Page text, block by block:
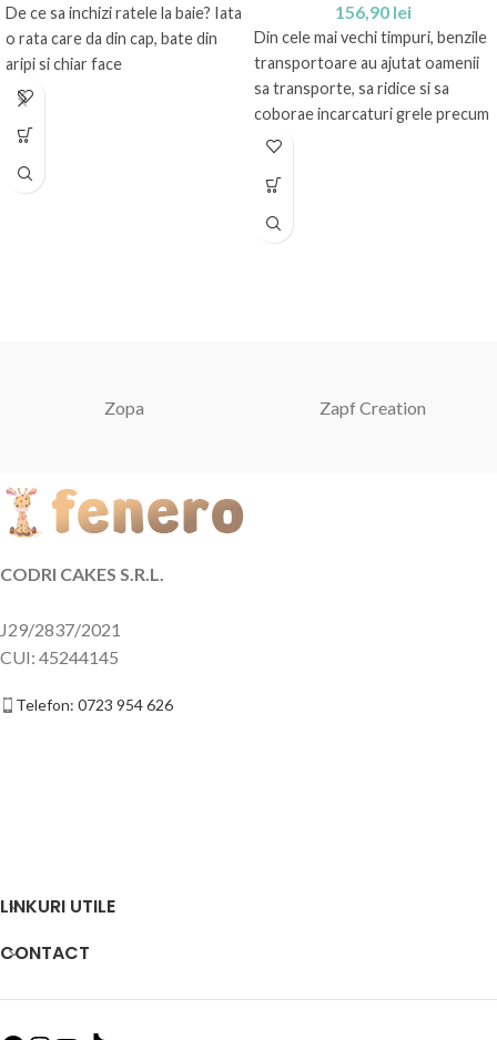
De ce sa inchizi ratele la baie? Iata
o rata care da din cap, bate din
aripi si chiar face
156,90 lei
Din cele mai vechi timpuri, benzile
transportoare au ajutat oamenii
sa transporte, sa ridice si sa
coborae incarcaturi grele precum
Zopa Zapf Creation
CODRI CAKES S.R.L.
J29/2837/2021
CUI: 45244145
Telefon: 0723 954 626
LINKURI UTILE
CONTACT